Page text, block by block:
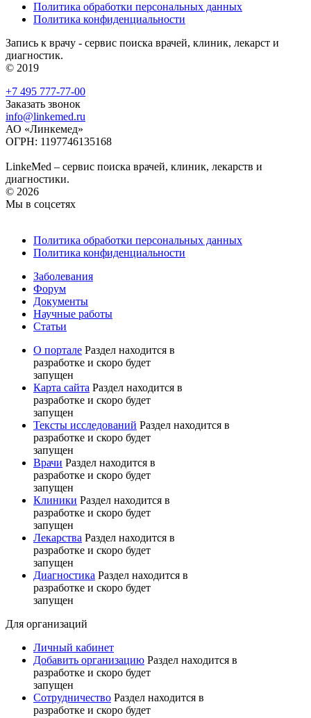
Политика обработки персональных данных
Политика конфиденциальности
Запись к врачу - сервис поиска врачей, клиник, лекарст и
диагностик.
© 2019
+7 495 777-77-00
Заказать звонок
info@linkemed.ru
АО «Линкемед»
ОГРН: 1197746135168
LinkeMed – сервис поиска врачей, клиник, лекарств и
диагностики.
© 2026
Мы в соцсетях
Политика обработки персональных данных
Политика конфиденциальности
Заболевания
Форум
Документы
Научные работы
Статьи
О портале Раздел находится в
разработке и скоро будет
запущен
Карта сайта Раздел находится в
разработке и скоро будет
запущен
Тексты исследований Раздел находится в
разработке и скоро будет
запущен
Врачи Раздел находится в
разработке и скоро будет
запущен
Клиники Раздел находится в
разработке и скоро будет
запущен
Лекарства Раздел находится в
разработке и скоро будет
запущен
Диагностика Раздел находится в
разработке и скоро будет
запущен
Для организаций
Личный кабинет
Добавить организацию Раздел находится в
разработке и скоро будет
запущен
Сотрудничество Раздел находится в
разработке и скоро будет